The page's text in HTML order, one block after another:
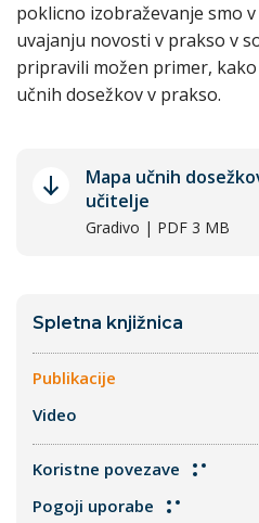
poklicno izobraževanje smo
uvajanju novosti v prakso v
pripravili možen primer,
učnih dosežkov v prakso.
Mapa učnih
učitelje
Gradivo | PDF 3 MB
Spletna knjižnica
Publikacije
Video
Koristne povezave
Pogoji uporabe